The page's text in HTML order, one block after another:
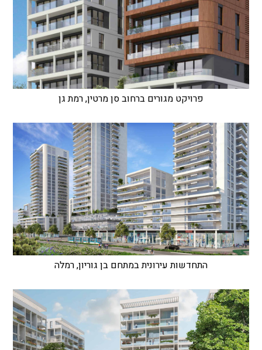
פרויקט מגורים ברחוב סן מרטין, רמת גן
התחדשות עירונית במתחם בן גוריון, רמלה